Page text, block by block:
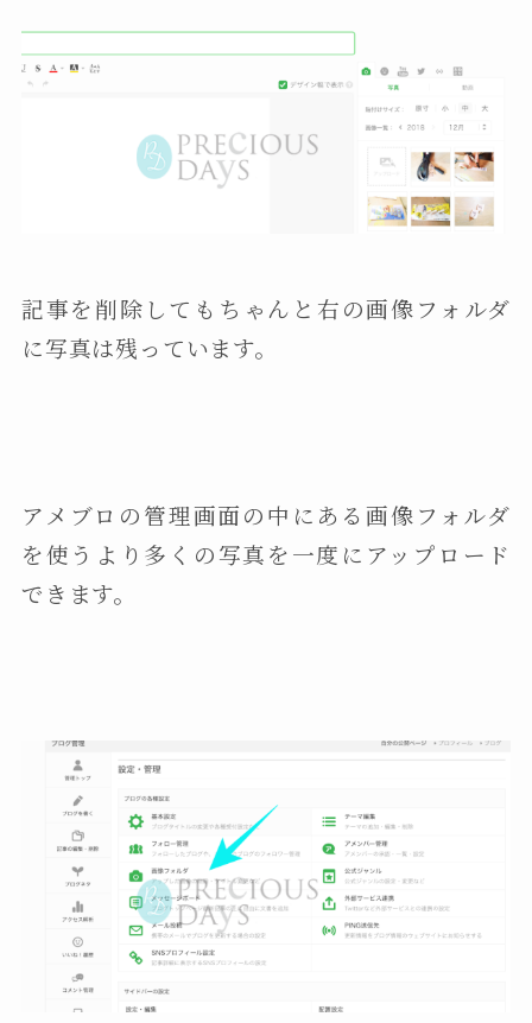
記事を削除してもちゃんと右の画像フォルダ
に写真は残っています。
アメブロの管理画面の中にある画像フォルダ
を使うより多くの写真を一度にアップロード
できます。